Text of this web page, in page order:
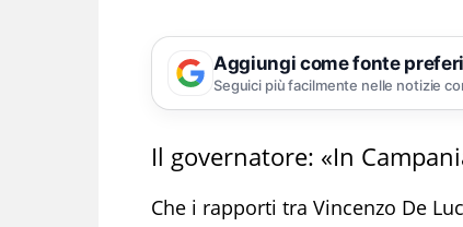
Aggiungi come fonte
Seguici più facilmente nelle notizie
Il governatore: «In
Che i rapporti tra Vincenzo De